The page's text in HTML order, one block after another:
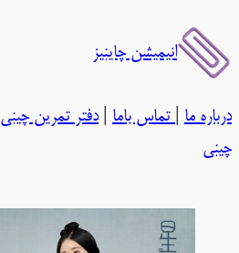
به
انیمیشن چاینیز
درباره ما تماس باما |دفتر تمرین چینی
چینی